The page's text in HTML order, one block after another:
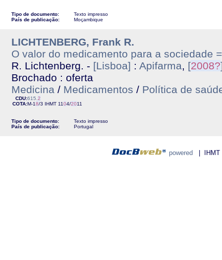
Tipo de documento:
Texto impresso
País de publicação:
Moçambique
LICHTENBERG, Frank R.
O valor do medicamento para a sociedade
R. Lichtenberg. - [Lisboa] : Apifarma, [2008?
Brochado : oferta
Medicina / Medicamentos / Política de
CDU:615. 2
COTA:M-18/3 IHMT 1104/2011
Tipo de documento:
Texto impresso
País de publicação:
Portugal
powered | IHMT -